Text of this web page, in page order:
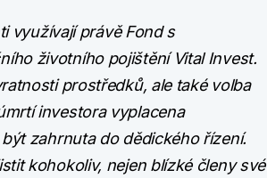
využívají právě Fond s
životního pojištění Vital Invest.
prostředků, ale také volba
investora vyplacena
zahrnuta do dědického řízení.
kohokoliv, nejen blízké členy své